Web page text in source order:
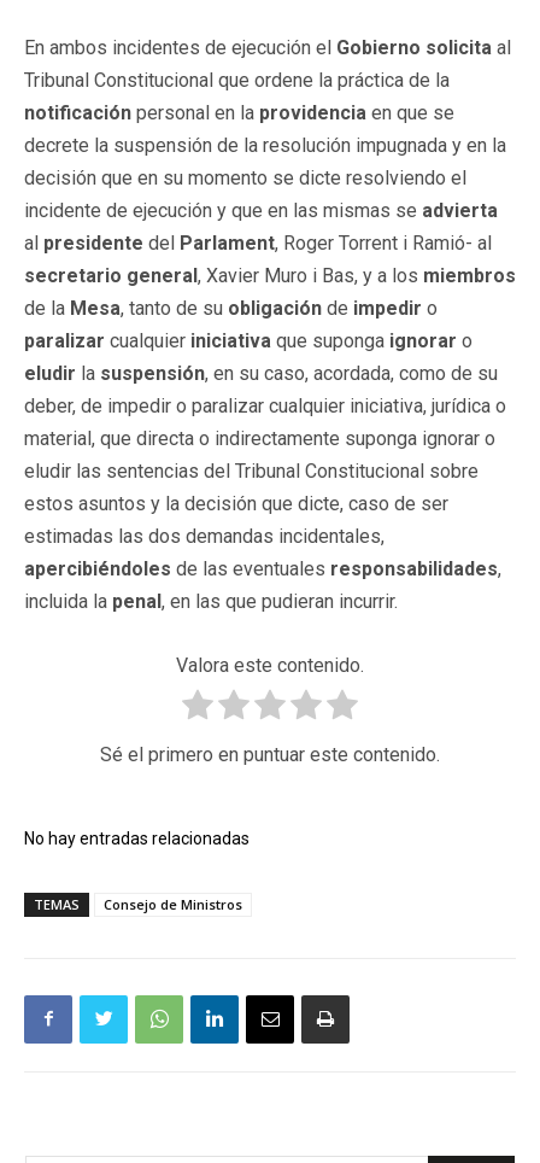
En ambos incidentes de ejecución el Gobierno solicita al
Tribunal Constitucional que ordene la práctica de la
notificación personal en la providencia en que se
decrete la suspensión de la resolución impugnada y en la
decisión que en su momento se dicte resolviendo el
incidente de ejecución y que en las mismas se advierta
al presidente del Parlament, Roger Torrent i Ramió- al
secretario general, Xavier Muro i Bas, y a los miembros
de la Mesa, tanto de su obligación de impedir o
paralizar cualquier iniciativa que suponga ignorar o
eludir la suspensión, en su caso, acordada, como de su
deber, de impedir o paralizar cualquier iniciativa, jurídica o
material, que directa o indirectamente suponga ignorar o
eludir las sentencias del Tribunal Constitucional sobre
estos asuntos y la decisión que dicte, caso de ser
estimadas las dos demandas incidentales,
apercibiéndoles de las eventuales responsabilidades,
incluida la penal, en las que pudieran incurrir.
Valora este contenido.
Sé el primero en puntuar este contenido.
No hay entradas relacionadas
TEMAS Consejo de Ministros